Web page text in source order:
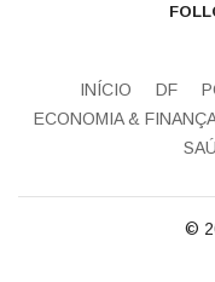
INÍCIO DF
ECONOMIA &
©